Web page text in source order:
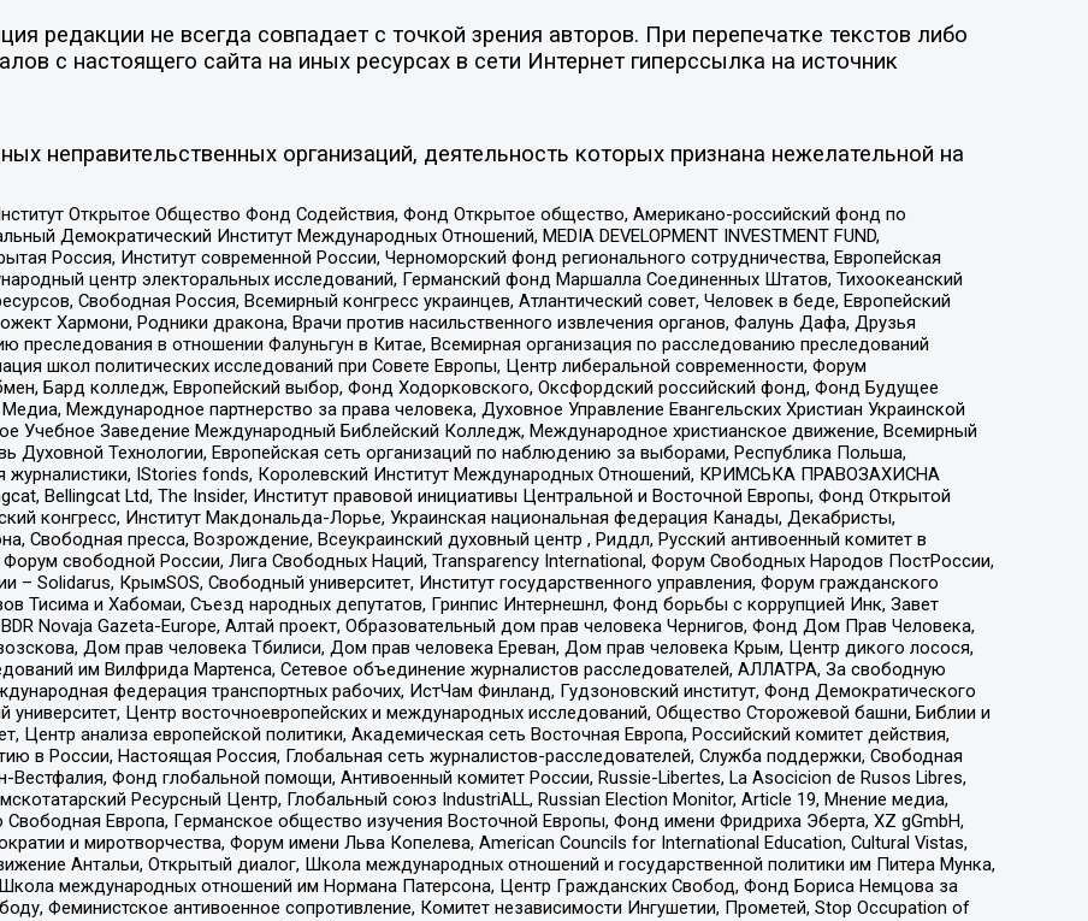
редакции не всегда совпадает с точкой зрения авторов. При перепечатке текстов либо
с настоящего сайта на иных ресурсах в сети Интернет гиперссылка на источник
неправительственных организаций, деятельность которых признана нежелательной на
Открытое Общество Фонд Содействия, Фонд Открытое общество, Американо-российский фонд по
Демократический Институт Международных Отношений, MEDIA DEVELOPMENT INVESTMENT FUND,
Россия, Институт современной России, Черноморский фонд регионального сотрудничества, Европейская
центр электоральных исследований, Германский фонд Маршалла Соединенных Штатов, Тихоокеанский
Свободная Россия, Всемирный конгресс украинцев, Атлантический совет, Человек в беде, Европейский
Хармони, Родники дракона, Врачи против насильственного извлечения органов, Фалунь Дафа, Друзья
преследования в отношении Фалуньгун в Китае, Всемирная организация по расследованию преследований
школ политических исследований при Совете Европы, Центр либеральной современности, Форум
Бард колледж, Европейский выбор, Фонд Ходорковского, Оксфордский российский фонд, Фонд Будущее
Международное партнерство за права человека, Духовное Управление Евангельских Христиан Украинской
Учебное Заведение Международный Библейский Колледж, Международное христианское движение, Всемирный
Духовной Технологии, Европейская сеть организаций по наблюдению за выборами, Республика Польша,
IStories fonds, Королевский Институт Международных Отношений, КРИМСЬКА ПРАВОЗАХИСНА
Bellingcat Ltd, The Insider, Институт правовой инициативы Центральной и Восточной Европы, Фонд Открытой
конгресс, Институт Макдональда-Лорье, Украинская национальная федерация Канады, Декабристы,
Свободная пресса, Возрождение, Всеукраинский духовный центр , Риддл, Русский антивоенный комитет в
свободной России, Лига Свободных Наций, Transparеncy International, Форум Свободных Народов ПостРоссии,
Solidarus, КрымSOS, Свободный университет, Институт государственного управления, Форум гражданского
Тисима и Хабомаи, Съезд народных депутатов, Гринпис Интернешнл, Фонд борьбы с коррупцией Инк, Завет
Novaja Gazeta-Europe, Алтай проект, Образовательный дом прав человека Чернигов, Фонд Дом Прав Человека,
Дом прав человека Тбилиси, Дом прав человека Ереван, Дом прав человека Крым, Центр дикого лосося,
им Вилфрида Мартенса, Сетевое объединение журналистов расследователей, АЛЛАТРА, За свободную
федерация транспортных рабочих, ИстЧам Финланд, Гудзоновский институт, Фонд Демократического
университет, Центр восточноевропейских и международных исследований, Общество Сторожевой башни, Библии и
Центр анализа европейской политики, Академическая сеть Восточная Европа, Российский комитет действия,
в России, Настоящая Россия, Глобальная сеть журналистов-расследователей, Служба поддержки, Свободная
Фонд глобальной помощи, Антивоенный комитет России, Russie-Libertes, La Asocicion de Rusos Libres,
Ресурсный Центр, Глобальный союз IndustriALL, Russian Election Monitor, Article 19, Мнение медиа,
Европа, Германское общество изучения Восточной Европы, Фонд имени Фридриха Эберта, XZ gGmbH,
и миротворчества, Форум имени Льва Копелева, American Councils for International Education, Cultural Vistas,
Антальи, Открытый диалог, Школа международных отношений и государственной политики им Питера Мунка,
международных отношений им Нормана Патерсона, Центр Гражданских Свобод, Фонд Бориса Немцова за
Феминистское антивоенное сопротивление, Комитет независимости Ингушетии, Прометей, Stop Occupation of